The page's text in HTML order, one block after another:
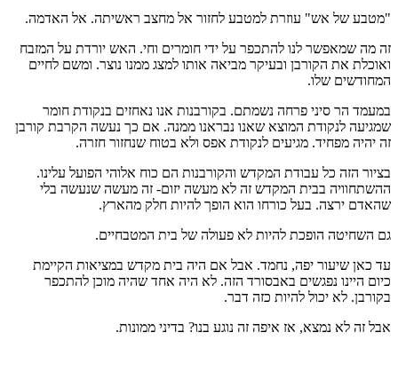
"מטבע של אש" עוזרת למטבע לחזור אל מחצב ראשיתה. אל האדמה.
זה מה שמאפשר לנו להתכפר על ידי חומרים וחי. האש יורדת על המזבח
ואוכלת את הקורבן ובעיקר מביאה אותו למצג ממנו נוצר. ומשם לחיים
המחודשים שלו.
במעמד הר סיני פרחה נשמתם. בקורבנות אנו נאחזים בנקודת חומר
שמגיעה לנקודת המוצא שאנו נבראנו ממנה. אם כך נעשה הקרבת קורבן
זה יהיה מפחיד. מגיעים לנקודת אפס ולא בטוח שנחזור חזרה.
בציור הזה כל עבודת המקדש והקורבנות הם כוח אלוהי הפועל עלינו.
ההשתחוויה בבית המקדש זה לא מעשה יזום- זה מעשה שנעשה בלי
שהאדם ירצה. בעל כורחו הוא הופך להיות חלק מהארץ.
גם השחיטה הופכת להיות לא פעולה של בית המטבחיים.
עד כאן שיעור יפה, נחמד. אבל אם היה בית מקדש במציאות הקיימת
כיום היינו נפגשים באבסורד הזה. לא היה אחד שהיה מוכן להתכפר
בקורבן. לא יכול להיות כזה דבר.
אבל זה לא נמצא, אז איפה זה נוגע בנו? בדיני ממונות.